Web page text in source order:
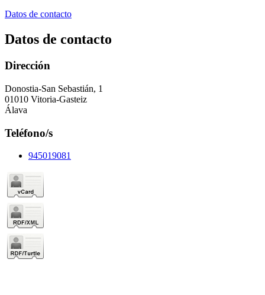
Datos de contacto
Datos de contacto
Dirección
Donostia-San Sebastián, 1
01010 Vitoria-Gasteiz
Álava
Teléfono/s
945019081